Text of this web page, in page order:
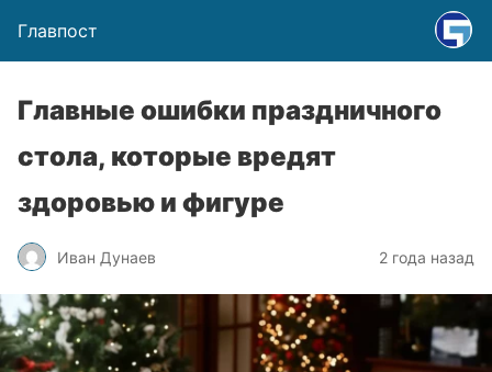
Главпост
Главные ошибки праздничного
стола, которые вредят
здоровью и фигуре
Иван Дунаев 2 года назад